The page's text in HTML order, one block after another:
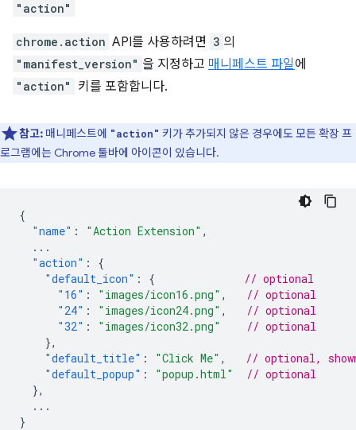
"action"
chrome.action API를 사용하려면 3 의
"manifest_version" 을 지정하고 매니페스트 파일에
"action" 키를 포함합니다.
참고: 매니페스트에 "action" 키가 추가되지 않은 경우에도 모든 확장 프
로그램에는 Chrome 툴바에 아이콘이 있습니다.
{
"name" : "Action Extension" ,
...
"action" :
{
"default_icon" : {
// optional
"16" : "images/icon16.png" ,
// optional
"24" : "images/icon24.png" ,
// optional
"32" : "images/icon32.png"
// optional
},
"default_title" : "Click Me" ,
// optional,
"default_popup" : "popup.html"
// optional
},
...
}